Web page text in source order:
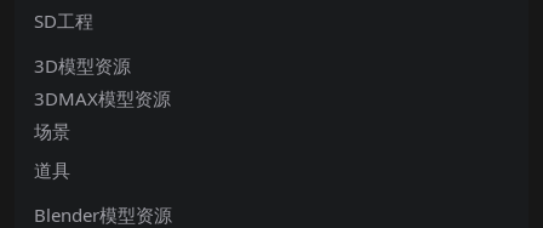
SD工程
3D模型资源
3DMAX模型资源
场景
道具
Blender模型资源